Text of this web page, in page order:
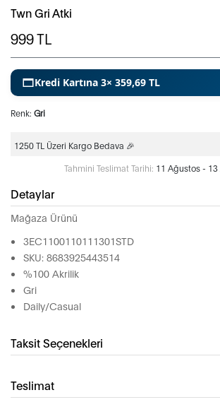
Twn Gri Atki
999TL
Kredi Kartına 3× 359,69 TL
Renk: Gri
1250 TL Üzeri Kargo Bedava 🎉
Tahmini Teslimat Tarihi: 11 Ağustos -
Detaylar
Mağaza Ürünü
3EC1100110111301STD
SKU: 8683925443514
%100 Akrilik
Gri
Daily/Casual
Taksit Seçenekleri
Teslimat